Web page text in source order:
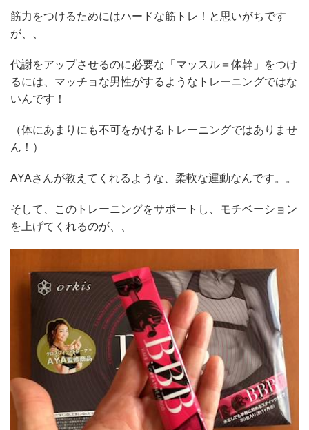
筋力をつけるためにはハードな筋トレ！と思いがちです
が、、
代謝をアップさせるのに必要な「マッスル＝体幹」をつけ
るには、マッチョな男性がするようなトレーニングではな
いんです！
（体にあまりにも不可をかけるトレーニングではありませ
ん！）
AYAさんが教えてくれるような、柔軟な運動なんです。。
そして、このトレーニングをサポートし、モチベーション
を上げてくれるのが、、